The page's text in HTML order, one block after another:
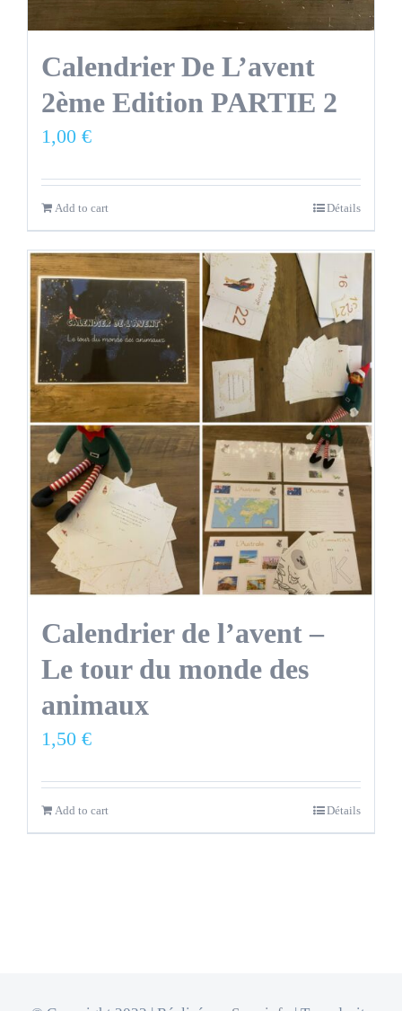
Calendrier De L’avent
2ème Edition PARTIE 2
1,00 €
Add to cart Détails
Calendrier de l’avent –
Le tour du monde des
animaux
1,50 €
Add to cart Détails